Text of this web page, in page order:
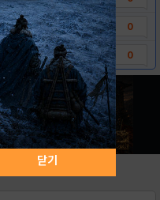
0
0
닫기